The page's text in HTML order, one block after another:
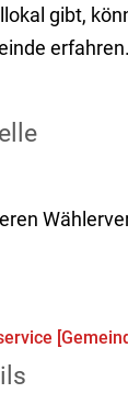
gibt,
erfahren.